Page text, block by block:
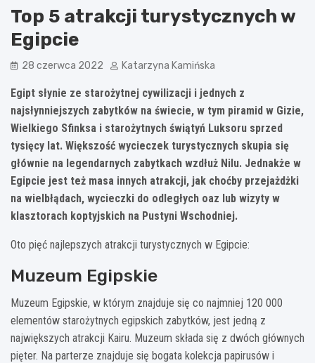
Top 5 atrakcji turystycznych w
Egipcie
28 czerwca 2022 Katarzyna Kamińska
Egipt słynie ze starożytnej cywilizacji i jednych z
najsłynniejszych zabytków na świecie, w tym piramid w Gizie,
Wielkiego Sfinksa i starożytnych świątyń Luksoru sprzed
tysięcy lat. Większość wycieczek turystycznych skupia się
głównie na legendarnych zabytkach wzdłuż Nilu. Jednakże w
Egipcie jest też masa innych atrakcji, jak choćby przejażdżki
na wielbłądach, wycieczki do odległych oaz lub wizyty w
klasztorach koptyjskich na Pustyni Wschodniej.
Oto pięć najlepszych atrakcji turystycznych w Egipcie:
Muzeum Egipskie
Muzeum Egipskie, w którym znajduje się co najmniej 120 000
elementów starożytnych egipskich zabytków, jest jedną z
największych atrakcji Kairu. Muzeum składa się z dwóch głównych
pięter. Na parterze znajduje się bogata kolekcja papirusów i